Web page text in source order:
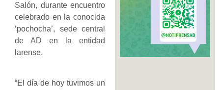
Salón, durante encuentro
celebrado en la conocida
‘pochocha’, sede central
de AD en la entidad
larense.
“El día de hoy tuvimos un